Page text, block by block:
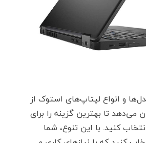
و انواع لپتاپ‌های استوک از
می‌دهد تا بهترین گزینه را برای
کنید. با این تنوع، شما